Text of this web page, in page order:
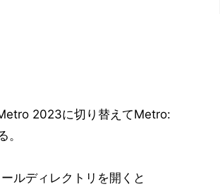
Rising」
2023に切り替えてMetro:
ルディレクトリを開くと